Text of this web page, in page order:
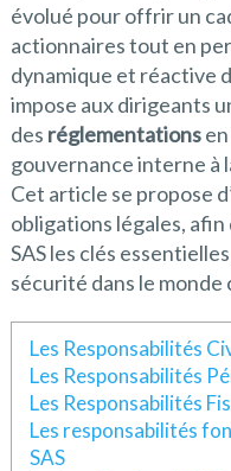
évolué pour offrir un
actionnaires tout en
dynamique et réactive
impose aux dirigeants
des réglementationsen
gouvernance interne à
Cet article se propose
obligations légales,
SAS les clés
sécurité dans le
Les Responsabilités
Les Responsabilités
Les Responsabilités
Les responsabilités
SAS